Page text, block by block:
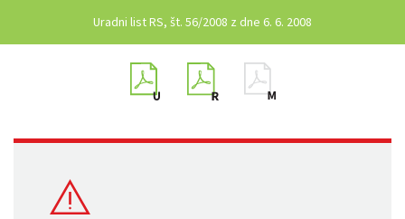
Uradni list RS, št. 56/2008 z dne 6. 6. 2008